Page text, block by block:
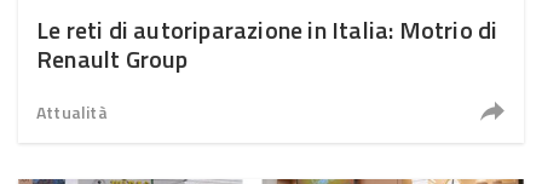
Le reti di autoriparazione in Italia: Motrio di
Renault Group
Attualità